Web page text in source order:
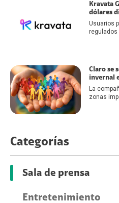
Kravata
dólares
Usuarios
regulados
Claro se
invernal
La
zonas
Categorías
Sala de prensa
Entretenimiento